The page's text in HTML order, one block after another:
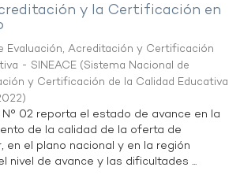
y la Certificación en
Evaluación, Acreditación y Certificación
- SINEACE (Sistema Nacional de
y Certificación de la Calidad Educativa
)
02 reporta el estado de avance en la
de la calidad de la oferta de
en el plano nacional y en la región
nivel de avance y las dificultades ...